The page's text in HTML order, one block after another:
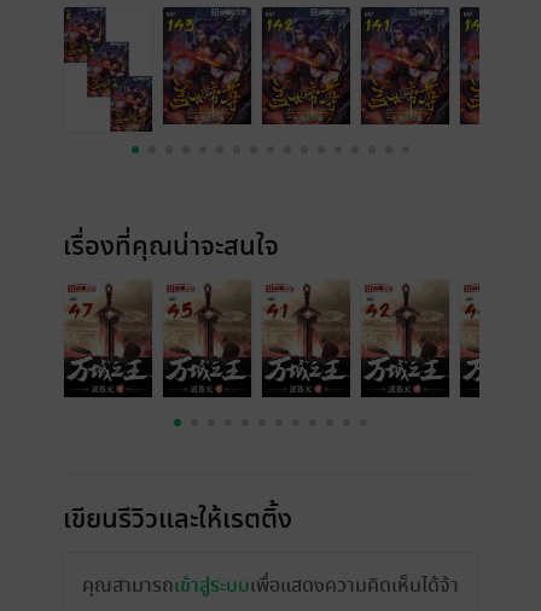
เรื่องที่คุณน่าจะสนใจ
เขียนรีวิวและให้เรตติ้ง
คุณสามารถเข้าสู่ระบบเพื่อแสดงความคิดเห็นได้จ้า